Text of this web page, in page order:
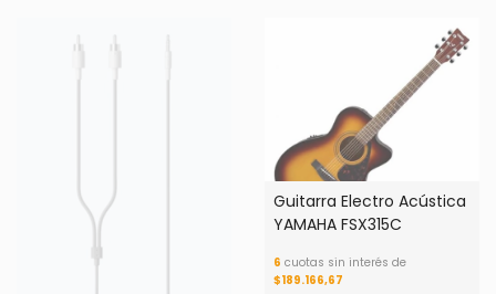
Guitarra Electro Acústica
YAMAHA FSX315C
6 cuotas sin interés de
$189.166,67